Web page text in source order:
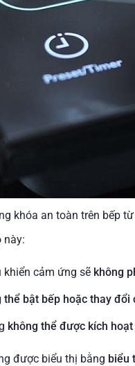
khóa an toàn trên bếp
này:
cảm ứng sẽ không
thể bật bếp hoặc thay đổi
không thể được kích hoạt
được biểu thị bằng biểu